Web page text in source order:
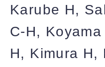
Karube H,
C-H,
H, Kimura H,